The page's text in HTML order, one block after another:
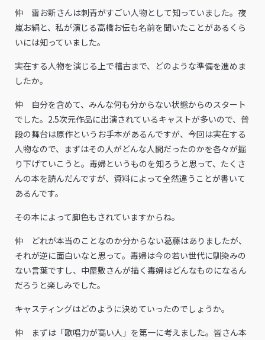
仲 雷お新さんは刺青がすごい人物として知っていました。夜
嵐お絹と、私が演じる高橋お伝も名前を聞いたことがあるくら
いには知っていました。
――実在する人物を演じる上で稽古まで、どのような準備を進めま
したか。
仲 自分を含めて、みんな何も分からない状態からのスタート
でした。2.5次元作品に出演されているキャストが多いので、普
段の舞台は原作というお手本があるんですが、今回は実在する
人物なので、まずはその人がどんな人間だったのかを各々が掘
り下げていこうと。毒婦というものを知ろうと思って、たくさ
んの本を読んだんですが、資料によって全然違うことが書いて
あるんです。
――その本によって脚色もされていますからね。
仲 どれが本当のことなのか分からない葛藤はありましたが、
それが逆に面白いなと思って。毒婦は今の若い世代に馴染みの
ない言葉ですし、中屋敷さんが描く毒婦はどんなものになるん
だろうと楽しみでした。
――キャスティングはどのように決めていったのでしょうか。
仲 まずは「歌唱力が高い人」を第一に考えました。皆さん本